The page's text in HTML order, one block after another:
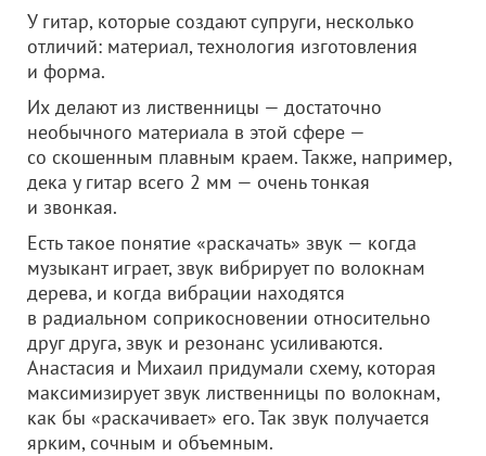
У гитар, которые создают супруги, несколько
отличий: материал, технология изготовления
и форма.
Их делают из лиственницы — достаточно
необычного материала в этой сфере —
со скошенным плавным краем. Также, например,
дека у гитар всего 2 мм — очень тонкая
и звонкая.
Есть такое понятие «раскачать» звук — когда
музыкант играет, звук вибрирует по волокнам
дерева, и когда вибрации находятся
в радиальном соприкосновении относительно
друг друга, звук и резонанс усиливаются.
Анастасия и Михаил придумали схему, которая
максимизирует звук лиственницы по волокнам,
как бы «раскачивает» его. Так звук получается
ярким, сочным и объемным.